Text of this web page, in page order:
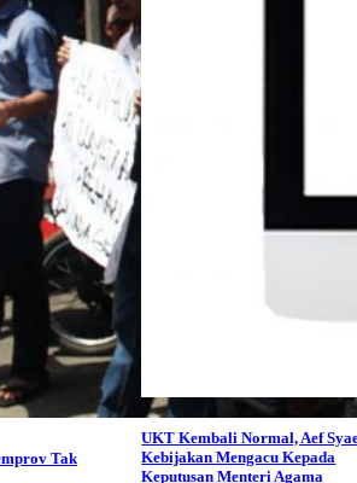
Tak
UKT Kembali Normal, Aef
Kebijakan Mengacu Kepada
Keputusan Menteri Agama